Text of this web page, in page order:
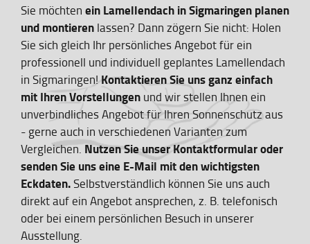
Sie möchten ein Lamellendach in Sigmaringen planen
und montieren lassen? Dann zögern Sie nicht: Holen
Sie sich gleich Ihr persönliches Angebot für ein
professionell und individuell geplantes Lamellendach
in Sigmaringen! Kontaktieren Sie uns ganz einfach
mit Ihren Vorstellungen und wir stellen Ihnen ein
unverbindliches Angebot für Ihren Sonnenschutz aus
- gerne auch in verschiedenen Varianten zum
Vergleichen. Nutzen Sie unser Kontaktformular oder
senden Sie uns eine E-Mail mit den wichtigsten
Eckdaten.Selbstverständlich können Sie uns auch
direkt auf ein Angebot ansprechen, z. B. telefonisch
oder bei einem persönlichen Besuch in unserer
Ausstellung.